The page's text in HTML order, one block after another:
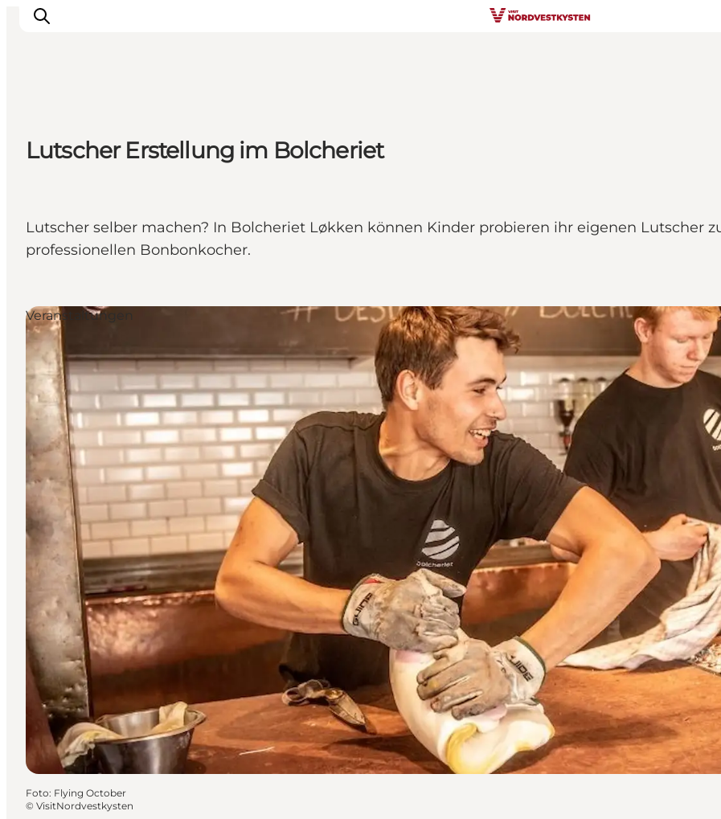
Urlaubsorte
Inspiration
Mach deine Urlaubsplanung
Lutscher Erstellung im Bolcheriet
Lutscher selber machen? In Bolcheriet Løkken können Kinder probieren ihr eigenen Lutscher
professionellen Bonbonkocher.
Veranstaltungen
Foto: Flying October
© VisitNordvestkysten